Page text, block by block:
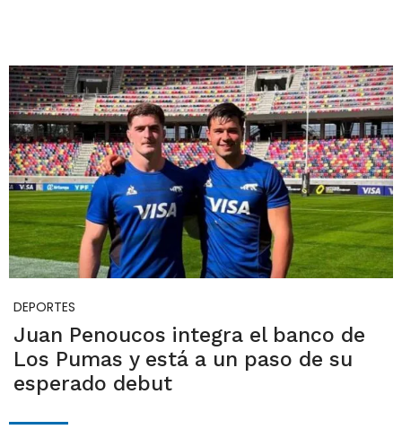
DEPORTES
Juan Penoucos integra el banco de
Los Pumas y está a un paso de su
esperado debut